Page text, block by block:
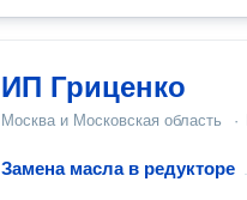
ИП Гриценко
Москва и Московская область ·
Замена масла в редукторе